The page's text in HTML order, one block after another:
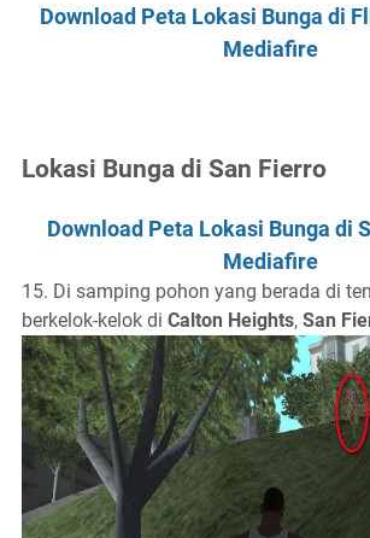
Download Peta Lokasi Bunga di
Mediafire
Lokasi Bunga di San Fierro
Download Peta Lokasi Bunga di
Mediafire
15. Di samping pohon yang berada di
berkelok-kelok di Calton Heights, San